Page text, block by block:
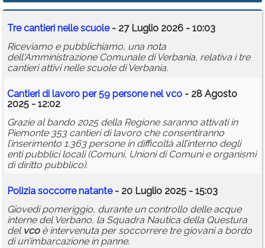
Calendario
Annunci
Tre cantieri nelle scuole- 27 Luglio 2026 - 10:03
Riceviamo e pubblichiamo, una nota
dell'Amministrazione Comunale di Verbania, relativa i tre
cantieri attivi nelle scuole di Verbania.
Cantieri di lavoro per 59 persone nelvco - 28 Agosto
2025 - 12:02
Grazie al bando 2025 della Regione saranno attivati in
Piemonte 353 cantieri di lavoro che consentiranno
l’inserimento 1.363 persone in difficoltà all’interno degli
enti pubblici locali (Comuni, Unioni di Comuni e organismi
di diritto pubblico).
Polizia soccorre natante- 20 Luglio 2025 - 15:03
Giovedì pomeriggio, durante un controllo delle acque
interne del Verbano, la Squadra Nautica della Questura
del vcoè intervenuta per soccorrere tre giovani a bordo
di un’imbarcazione in panne.